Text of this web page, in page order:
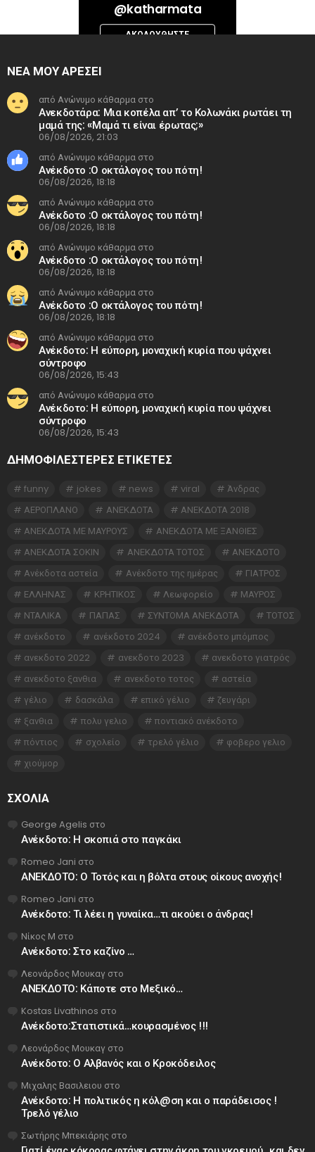
Thursday, 06-Aug-26 13:14:09 PDT. The current time is Thursday, 06-
@katharmata
ΑΚΟΛΟΥΘΉΣΤΕ
ΝΕΑ ΜΟΥ ΑΡΕΣΕΙ
από Ανώνυμο κάθαρμα στο
Ανεκδοτάρα: Μια κοπέλα απ’ το Κολωνάκι ρωτάει τη
μαμά της: «Μαμά τι είναι έρωτας;»
06/08/2026, 21:03
από Ανώνυμο κάθαρμα στο
Ανέκδοτο :Ο οκτάλογος του πότη!
06/08/2026, 18:18
από Ανώνυμο κάθαρμα στο
Ανέκδοτο :Ο οκτάλογος του πότη!
06/08/2026, 18:18
από Ανώνυμο κάθαρμα στο
Ανέκδοτο :Ο οκτάλογος του πότη!
06/08/2026, 18:18
από Ανώνυμο κάθαρμα στο
Ανέκδοτο :Ο οκτάλογος του πότη!
06/08/2026, 18:18
από Ανώνυμο κάθαρμα στο
Ανέκδοτο: Η εύπορη, μοναχική κυρία που ψάχνει
σύντροφο
06/08/2026, 15:43
από Ανώνυμο κάθαρμα στο
Ανέκδοτο: Η εύπορη, μοναχική κυρία που ψάχνει
σύντροφο
06/08/2026, 15:43
ΔΗΜΟΦΙΛΕΣΤΕΡΕΣ ΕΤΙΚΈΤΕΣ
funny jokes news viral
Άνδρας
ΑΕΡΟΠΛΑΝΟ
ΑΝΕΚΔΟΤΑ
ΑΝΕΚΔΟΤΑ 2018
ΑΝΕΚΔΟΤΑ ΜΕ ΜΑΥΡΟΥΣ
ΑΝΕΚΔΟΤΑ ΜΕ ΞΑΝΘΙΕΣ
ΑΝΕΚΔΟΤΑ ΣΟΚΙΝ
ΑΝΕΚΔΟΤΑ ΤΟΤΟΣ
ΑΝΕΚΔΟΤΟ
Ανέκδοτα αστεία
Ανέκδοτο της ημέρας
ΓΙΑΤΡΟΣ
ΕΛΛΗΝΑΣ
ΚΡΗΤΙΚΟΣ Λεωφορείο
ΜΑΥΡΟΣ
ΝΤΑΛΙΚΑ
ΠΑΠΑΣ ΣΥΝΤΟΜΑ ΑΝΕΚΔΟΤΑ
ΤΟΤΟΣ
ανέκδοτο
ανέκδοτο 2024
ανέκδοτο μπόμπος
ανεκδοτο 2022
ανεκδοτο 2023
ανεκδοτο γιατρός
ανεκδοτο ξανθια
ανεκδοτο τοτος
αστεία
γέλιο
δασκάλα επικό γέλιο
ζευγάρι
ξανθια
πολυ γελιο
ποντιακό ανέκδοτο
πόντιος
σχολείο τρελό γέλιο
φοβερο γελιο
χιούμορ
ΣΧΌΛΙΑ
George Agelis στο
Ανέκδοτο: Η σκοπιά στο παγκάκι
Romeo Jani στο
ΑΝΕΚΔΟΤΟ: Ο Τοτός και η βόλτα στους οίκους ανοχής!
Romeo Jani στο
Ανέκδοτο: Τι λέει η γυναίκα…τι ακούει ο άνδρας!
Νίκος Μ στο
Ανέκδοτο: Στο καζίνο …
Λεονάρδος Μουκαγ στο
ΑΝΕΚΔΟΤΟ: Κάποτε στο Μεξικό…
Kostas Livathinos στο
Ανέκδοτο:Στατιστικά…κουρασμένος !!!
Λεονάρδος Μουκαγ στο
Ανέκδοτο: Ο Αλβανός και ο Κροκόδειλος
Μιχαλης Βασιλειου στο
Ανέκδοτο: Η πολιτικός η κόλ@ση και ο παράδεισος !
Τρελό γέλιο
Σωτήρης Μπεκιάρης στο